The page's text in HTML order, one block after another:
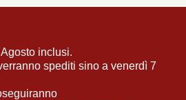
inclusi.
spediti sino a venerdì 7